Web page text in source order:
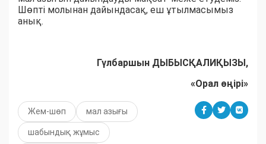
Шөпті молынан дайындасақ, еш ұтылмасымыз
анық.
Гүлбаршын ДЫБЫСҚАЛИҚЫЗЫ,
«Орал өңірі»
Жем-шөп мал азығы
шабындық жұмыс